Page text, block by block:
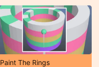
Paint The Rings